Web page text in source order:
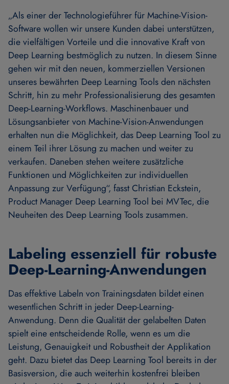
„Als einer der Technologieführer für Machine-Vision-
Software wollen wir unsere Kunden dabei unterstützen,
die vielfältigen Vorteile und die innovative Kraft von
Deep Learning bestmöglich zu nutzen. In diesem Sinne
gehen wir mit den neuen, kommerziellen Versionen
unseres bewährten Deep Learning Tools den nächsten
Schritt, hin zu mehr Professionalisierung des gesamten
Deep-Learning-Workflows. Maschinenbauer und
Lösungsanbieter von Machine-Vision-Anwendungen
erhalten nun die Möglichkeit, das Deep Learning Tool zu
einem Teil ihrer Lösung zu machen und weiter zu
verkaufen. Daneben stehen weitere zusätzliche
Funktionen und Möglichkeiten zur individuellen
Anpassung zur Verfügung“, fasst Christian Eckstein,
Product Manager Deep Learning Tool bei MVTec, die
Neuheiten des Deep Learning Tools zusammen.
Labeling essenziell für robuste
Deep-Learning-Anwendungen
Das effektive Labeln von Trainingsdaten bildet einen
wesentlichen Schritt in jeder Deep-Learning-
Anwendung. Denn die Qualität der gelabelten Daten
spielt eine entscheidende Rolle, wenn es um die
Leistung, Genauigkeit und Robustheit der Applikation
geht. Dazu bietet das Deep Learning Tool bereits in der
Basisversion, die auch weiterhin kostenfrei bleiben